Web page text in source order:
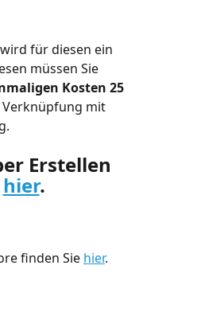
für diesen ein
müssen Sie
Kosten 25
Verknüpfung mit
Erstellen
hier.
finden Sie hier.